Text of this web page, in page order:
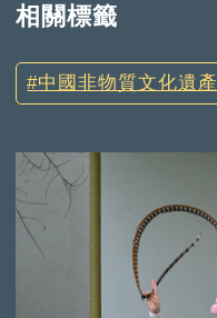
相關標籤
中國非物質文化遺產